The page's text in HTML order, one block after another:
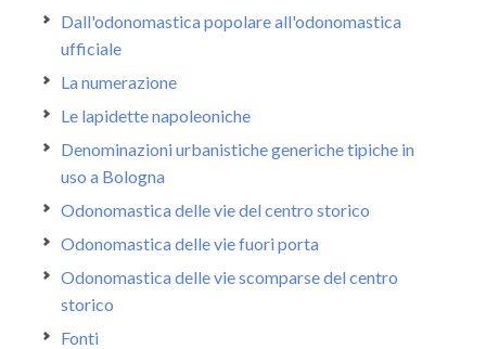
Dall'odonomastica popolare all'odonomastica
ufficiale
La numerazione
Le lapidette napoleoniche
Denominazioni urbanistiche generiche tipiche in
uso a Bologna
Odonomastica delle vie del centro storico
Odonomastica delle vie fuori porta
Odonomastica delle vie scomparse del centro
storico
Fonti